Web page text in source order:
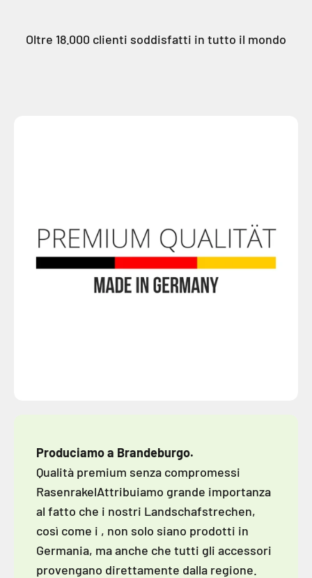
Oltre 18.000 clienti soddisfatti in tutto il mondo
Produciamo a Brandeburgo.
Qualità premium senza compromessi
RasenrakelAttribuiamo grande importanza
al fatto che i nostri Landschafstrechen,
così come i , non solo siano prodotti in
Germania, ma anche che tutti gli accessori
provengano direttamente dalla regione.